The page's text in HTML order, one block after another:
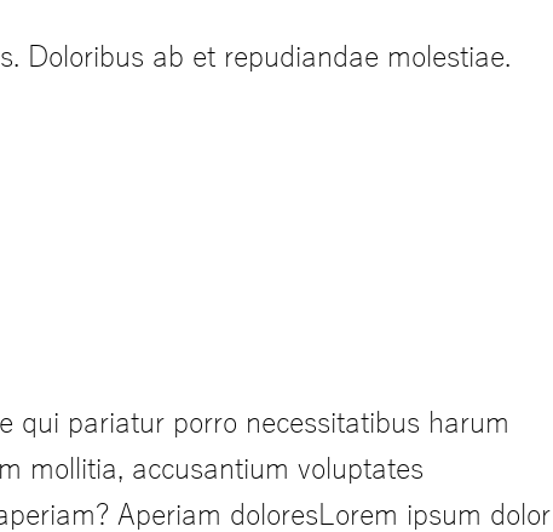
Doloribus ab et repudiandae molestiae.
qui pariatur porro necessitatibus harum
mollitia, accusantium voluptates
Aperiam doloresLorem ipsum dolor